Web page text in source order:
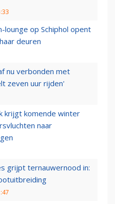
lounge op Schiphol opent
deuren
nu verbonden met
zeven uur rijden'
krijgt komende winter
naar
grijpt ternauwernood in: